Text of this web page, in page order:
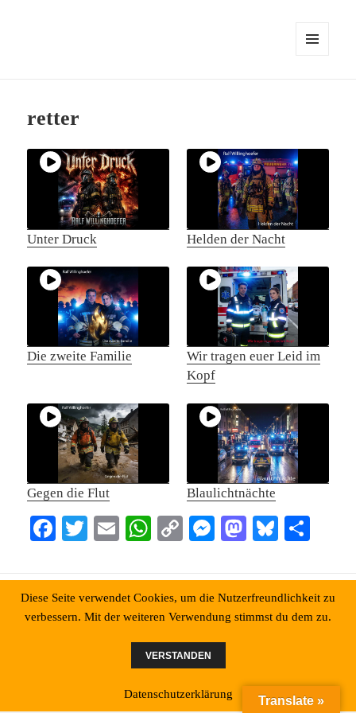
retter
Unter Druck Helden der Nacht
Die zweite Familie
Wir tragen euer Leid im
Kopf
Gegen die Flut Blaulichtnächte
Fa
bo
ok
T
tte
r
E
ail
W
ts
A
pp
C
y
Li
nk
M
se
ng
er
M
to
do
n
Bl
sk
y
n
Datenschutzerklärung Stolz präsentiert von WordPress
Diese Seite verwendet Cookies, um die Nutzerfreundlichkeit zu
verbessern. Mit der weiteren Verwendung stimmst du dem zu.
VERSTANDEN
Datenschutzerklärung Translate »